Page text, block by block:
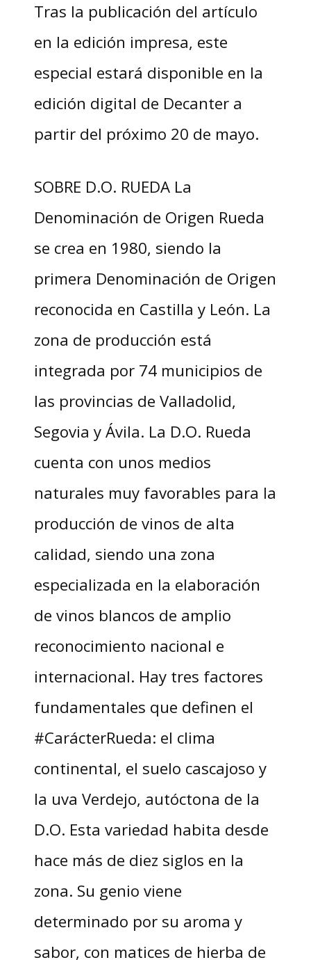
Tras la publicación del artículo
en la edición impresa, este
especial estará disponible en la
edición digital de Decanter a
partir del próximo 20 de mayo.
SOBRE D.O. RUEDA La
Denominación de Origen Rueda
se crea en 1980, siendo la
primera Denominación de Origen
reconocida en Castilla y León. La
zona de producción está
integrada por 74 municipios de
las provincias de Valladolid,
Segovia y Ávila. La D.O. Rueda
cuenta con unos medios
naturales muy favorables para la
producción de vinos de alta
calidad, siendo una zona
especializada en la elaboración
de vinos blancos de amplio
reconocimiento nacional e
internacional. Hay tres factores
fundamentales que definen el
#CarácterRueda: el clima
continental, el suelo cascajoso y
la uva Verdejo, autóctona de la
D.O. Esta variedad habita desde
hace más de diez siglos en la
zona. Su genio viene
determinado por su aroma y
sabor, con matices de hierba de